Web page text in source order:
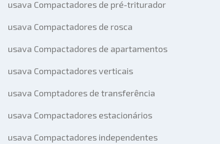
usava Compactadores de pré-triturador
usava Compactadores de rosca
usava Compactadores de apartamentos
usava Compactadores verticais
usava Comptadores de transferência
usava Compactadores estacionários
usava Compactadores independentes